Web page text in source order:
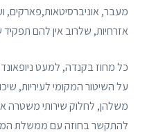
מעבר, אוניברסיטאות,פארקים,
אזרחיות, שלרוב אין להם תפקיד
כל מחוז בקנדה, למעט
על השיטור המקומי לעיריות,
משלהן, לחלוק שירותי משטרה
להתקשר בחוזה עם ממשלת